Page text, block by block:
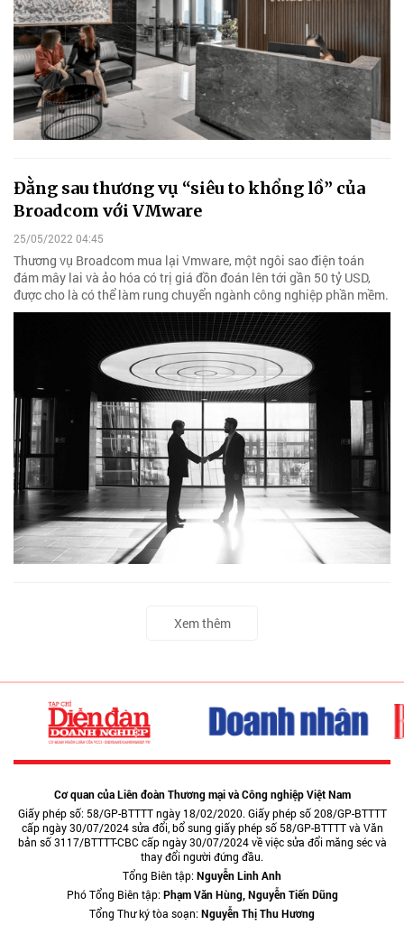
Đằng sau thương vụ “siêu to khổng lồ” của
Broadcom với VMware
25/05/2022 04:45
Thương vụ Broadcom mua lại Vmware, một ngôi sao điện toán
đám mây lai và ảo hóa có trị giá đồn đoán lên tới gần 50 tỷ USD,
được cho là có thể làm rung chuyển ngành công nghiệp phần mềm.
Xem thêm
Cơ quan của Liên đoàn Thương mại và Công nghiệp Việt Nam
Giấy phép số: 58/GP-BTTTT ngày 18/02/2020. Giấy phép số 208/GP-BTTTT
cấp ngày 30/07/2024 sửa đổi, bổ sung giấy phép số 58/GP-BTTTT và Văn
bản số 3117/BTTTT-CBC cấp ngày 30/07/2024 về việc sửa đổi măng séc và
thay đổi người đứng đầu.
Tổng Biên tập:Nguyễn Linh Anh
Phó Tổng Biên tập:Phạm Văn Hùng, Nguyễn Tiến Dũng
Tổng Thư ký tòa soạn:Nguyễn Thị Thu Hương